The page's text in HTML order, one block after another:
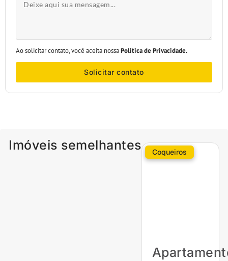
Ao solicitar contato, você aceita nossaPolítica de Privacidade.
Solicitar contato
Imóveis semelhantes Coqueiros